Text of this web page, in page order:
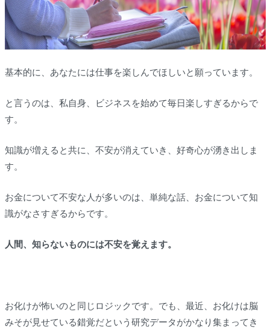
基本的に、あなたには仕事を楽しんでほしいと願っています。
と言うのは、私自身、ビジネスを始めて毎日楽しすぎるからで
す。
知識が増えると共に、不安が消えていき、好奇心が湧き出しま
す。
お金について不安な人が多いのは、単純な話、お金について知
識がなさすぎるからです。
人間、知らないものには不安を覚えます。
お化けが怖いのと同じロジックです。でも、最近、お化けは脳
みそが見せている錯覚だという研究データがかなり集まってき